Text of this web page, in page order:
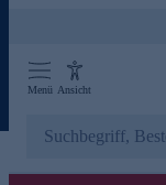
Menü Ansicht